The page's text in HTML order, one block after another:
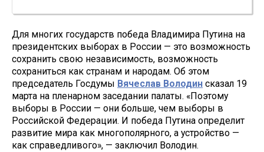
Для многих государств победа Владимира Путина на
президентских выборах в России — это возможность
сохранить свою независимость, возможность
сохраниться как странам и народам. Об этом
председатель Госдумы Вячеслав Володин сказал 19
марта на пленарном заседании палаты. «Поэтому
выборы в России — они больше, чем выборы в
Российской Федерации. И победа Путина определит
развитие мира как многополярного, а устройство —
как справедливого», — заключил Володин.